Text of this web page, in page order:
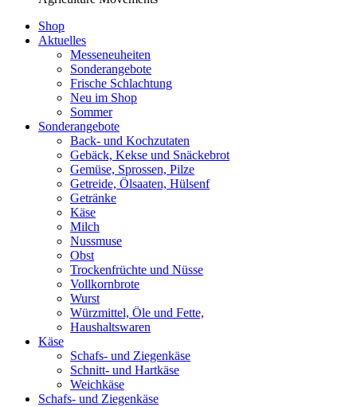
Shop
Aktuelles
Messeneuheiten
Sonderangebote
Frische Schlachtung
Neu im Shop
Sommer
Sonderangebote
Back- und Kochzutaten
Gebäck, Kekse und Snäckebrot
Gemüse, Sprossen, Pilze
Getreide, Ölsaaten, Hülsenf
Getränke
Käse
Milch
Nussmuse
Obst
Trockenfrüchte und Nüsse
Vollkornbrote
Wurst
Würzmittel, Öle und Fette,
Haushaltswaren
Käse
Schafs- und Ziegenkäse
Schnitt- und Hartkäse
Weichkäse
Schafs- und Ziegenkäse